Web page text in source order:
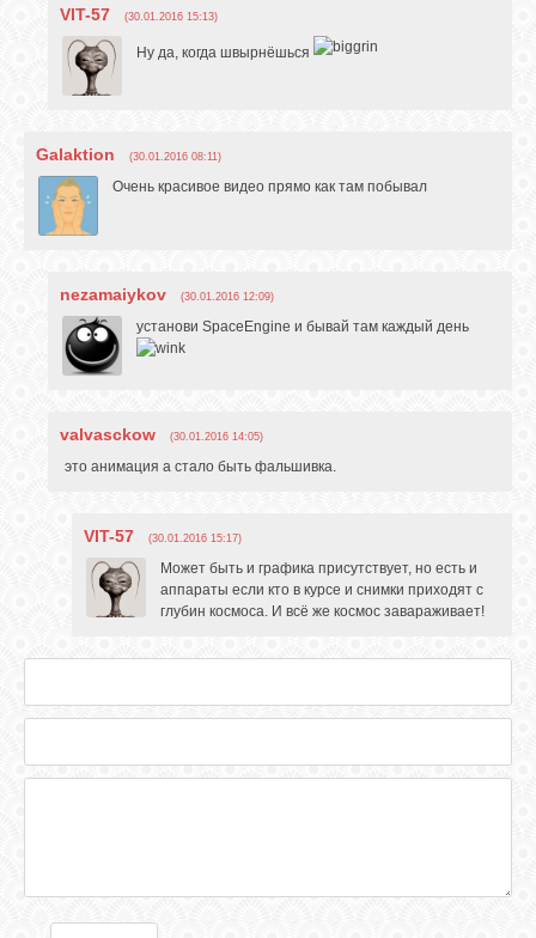
VIT-57 (30.01.2016 15:13)
Ну да, когда швырнёшься
Galaktion (30.01.2016 08:11)
Очень красивое видео прямо как там побывал
nezamaiykov (30.01.2016 12:09)
установи SpaceEngine и бывай там каждый день
valvasckow (30.01.2016 14:05)
это анимация а стало быть фальшивка.
VIT-57 (30.01.2016 15:17)
Может быть и графика присутствует, но есть и
аппараты если кто в курсе и снимки приходят с
глубин космоса. И всё же космос завараживает!